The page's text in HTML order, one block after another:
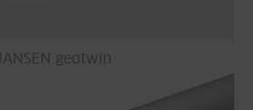
JANSEN geotwin